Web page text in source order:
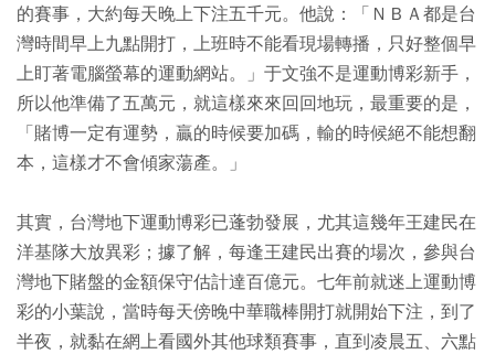
的賽事，大約每天晚上下注五千元。他說：「ＮＢＡ都是台
灣時間早上九點開打，上班時不能看現場轉播，只好整個早
上盯著電腦螢幕的運動網站。」于文強不是運動博彩新手，
所以他準備了五萬元，就這樣來來回回地玩，最重要的是，
「賭博一定有運勢，贏的時候要加碼，輸的時候絕不能想翻
本，這樣才不會傾家蕩產。」
其實，台灣地下運動博彩已蓬勃發展，尤其這幾年王建民在
洋基隊大放異彩；據了解，每逢王建民出賽的場次，參與台
灣地下賭盤的金額保守估計達百億元。七年前就迷上運動博
彩的小葉說，當時每天傍晚中華職棒開打就開始下注，到了
半夜，就黏在網上看國外其他球類賽事，直到凌晨五、六點